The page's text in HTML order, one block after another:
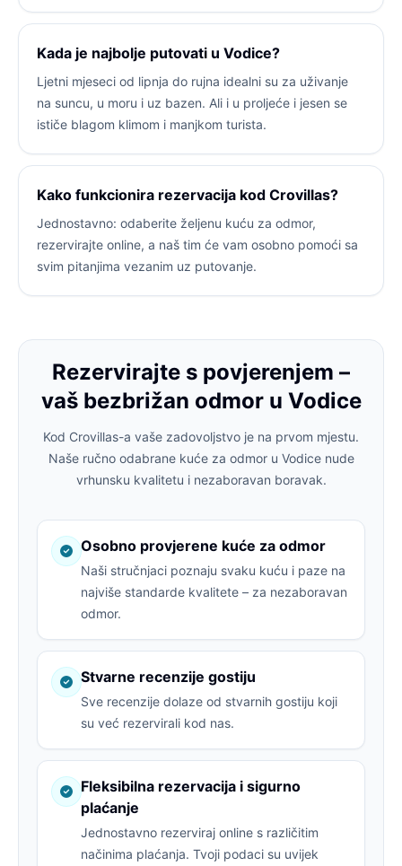
Kada je najbolje putovati u Vodice?
Ljetni mjeseci od lipnja do rujna idealni su za uživanje
na suncu, u moru i uz bazen. Ali i u proljeće i jesen se
ističe blagom klimom i manjkom turista.
Kako funkcionira rezervacija kod Crovillas?
Jednostavno: odaberite željenu kuću za odmor,
rezervirajte online, a naš tim će vam osobno pomoći sa
svim pitanjima vezanim uz putovanje.
Rezervirajte s povjerenjem –
vaš bezbrižan odmor u Vodice
Kod Crovillas-a vaše zadovoljstvo je na prvom mjestu.
Naše ručno odabrane kuće za odmor u Vodice nude
vrhunsku kvalitetu i nezaboravan boravak.
Osobno provjerene kuće za odmor
Naši stručnjaci poznaju svaku kuću i paze na
najviše standarde kvalitete – za nezaboravan
odmor.
Stvarne recenzije gostiju
Sve recenzije dolaze od stvarnih gostiju koji
su već rezervirali kod nas.
Fleksibilna rezervacija i sigurno
plaćanje
Jednostavno rezerviraj online s različitim
načinima plaćanja. Tvoji podaci su uvijek